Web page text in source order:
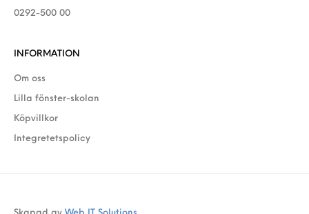
0292-500 00
INFORMATION
Om oss
Lilla fönster-skolan
Köpvillkor
Integretetspolicy